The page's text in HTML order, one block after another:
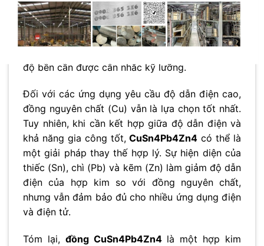
công và giảm giá thành sản phẩm. Vì vậy, việc
lựa chọn giữaCuSn4Pb4Zn4và đồng thanh
phụ thuộc vào yêu cầu cụ thể của ứng dụng,
độ bền cần được cân nhắc kỹ lưỡng.
Đối với các ứng dụng yêu cầu độ dẫn điện cao,
đồng nguyên chất (Cu) vẫn là lựa chọn tốt nhất.
Tuy nhiên, khi cần kết hợp giữa độ dẫn điện và
khả năng gia công tốt,CuSn4Pb4Zn4 có thể là
một giải pháp thay thế hợp lý. Sự hiện diện của
thiếc (Sn), chì (Pb) và kẽm (Zn) làm giảm độ dẫn
điện của hợp kim so với đồng nguyên chất,
nhưng vẫn đảm bảo đủ cho nhiều ứng dụng điện
và điện tử.
Tóm lại, đồng CuSn4Pb4Zn4là một hợp kim
No thanks, I’m not interested!